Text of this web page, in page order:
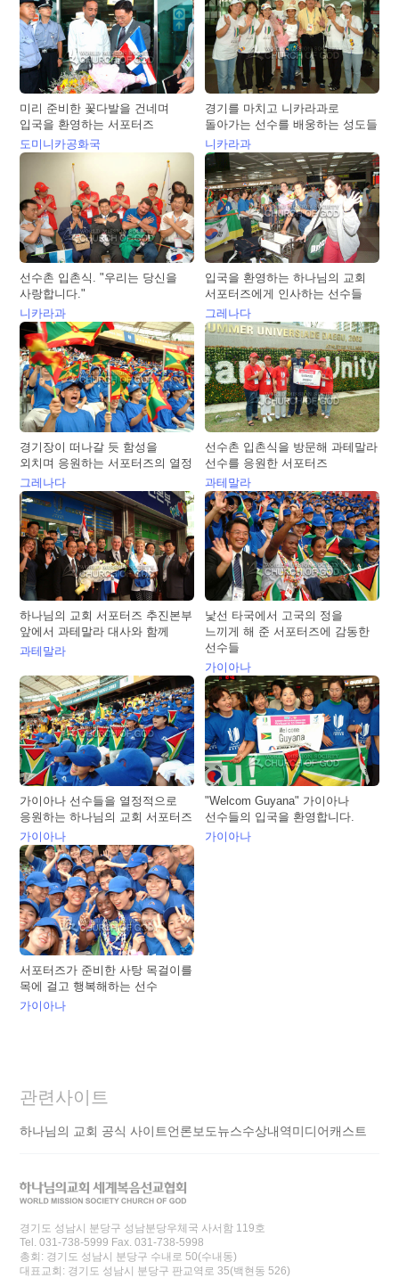
미리 준비한 꽃다발을 건네며
입국을 환영하는 서포터즈
도미니카공화국
경기를 마치고 니카라과로
돌아가는 선수를 배웅하는 성도들
니카라과
선수촌 입촌식. "우리는 당신을
사랑합니다."
니카라과
입국을 환영하는 하나님의 교회
서포터즈에게 인사하는 선수들
그레나다
경기장이 떠나갈 듯 함성을
외치며 응원하는 서포터즈의 열정
그레나다
선수촌 입촌식을 방문해 과테말라
선수를 응원한 서포터즈
과테말라
하나님의 교회 서포터즈 추진본부
앞에서 과테말라 대사와 함께
과테말라
낯선 타국에서 고국의 정을
느끼게 해 준 서포터즈에 감동한
선수들
가이아나
가이아나 선수들을 열정적으로
응원하는 하나님의 교회 서포터즈
가이아나
"Welcom Guyana" 가이아나
선수들의 입국을 환영합니다.
가이아나
서포터즈가 준비한 사탕 목걸이를
목에 걸고 행복해하는 선수
가이아나
관련사이트
하나님의 교회 공식 사이트언론보도뉴스수상내역미디어캐스트
경기도 성남시 분당구 성남분당우체국 사서함 119호
Tel. 031-738-5999 Fax. 031-738-5998
총회: 경기도 성남시 분당구 수내로 50(수내동)
대표교회: 경기도 성남시 분당구 판교역로 35(백현동 526)